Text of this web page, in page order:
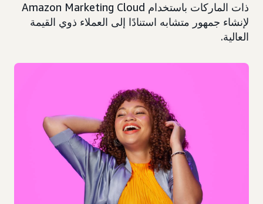
ذات الماركات باستخدام Amazon Marketing Cloud
لإنشاء جمهور متشابه استنادًا إلى العملاء ذوي القيمة
العالية.